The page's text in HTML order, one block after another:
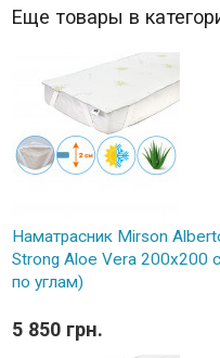
Еще товары в
Наматрасник Mirson
Strong Aloe Vera 200x200
по углам)
5 850 грн.